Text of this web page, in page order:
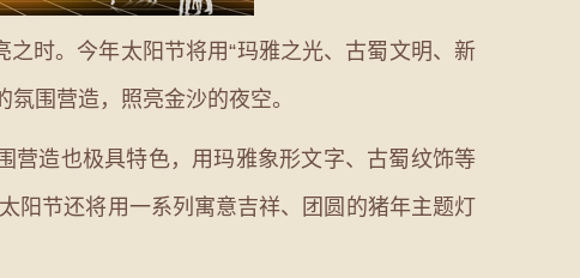
时。今年太阳节将用“玛雅之光、古蜀文明、新
围营造，照亮金沙的夜空。
造也极具特色，用玛雅象形文字、古蜀纹饰等
阳节还将用一系列寓意吉祥、团圆的猪年主题灯